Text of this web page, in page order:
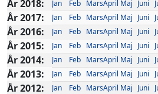
År 2018: Jan Feb MarsApril Maj Juni
År 2017: Jan Feb MarsApril Maj Juni
År 2016: Jan Feb MarsApril Maj Juni
År 2015: Jan Feb MarsApril Maj Juni
År 2014: Jan Feb MarsApril Maj Juni
År 2013: Jan Feb MarsApril Maj Juni
År 2012: Jan Feb MarsApril Maj Juni